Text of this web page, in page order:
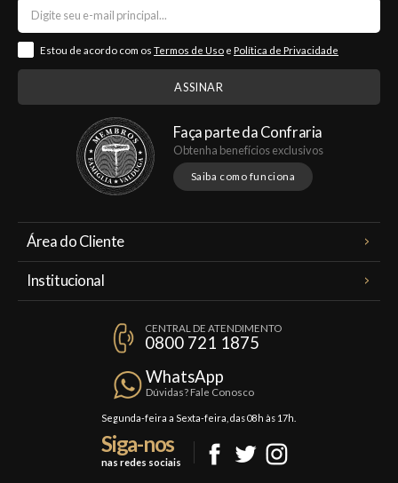
Estou de acordo com os Termos de Uso e Política de Privacidade
Faça parte da Confraria
Obtenha benefícios exclusivos
Saiba como funciona
Área do Cliente
Meus Pedidos
Institucional
A Famiglia Valduga
Política de Privacidade
Trocas e Devoluções
Formas de Pagamento
CENTRAL DE ATENDIMENTO
0800 721 1875
WhatsApp
Dúvidas? Fale Conosco
Segunda-feira a Sexta-feira, das 08h às 17h.
Siga-nos
nas redes sociais